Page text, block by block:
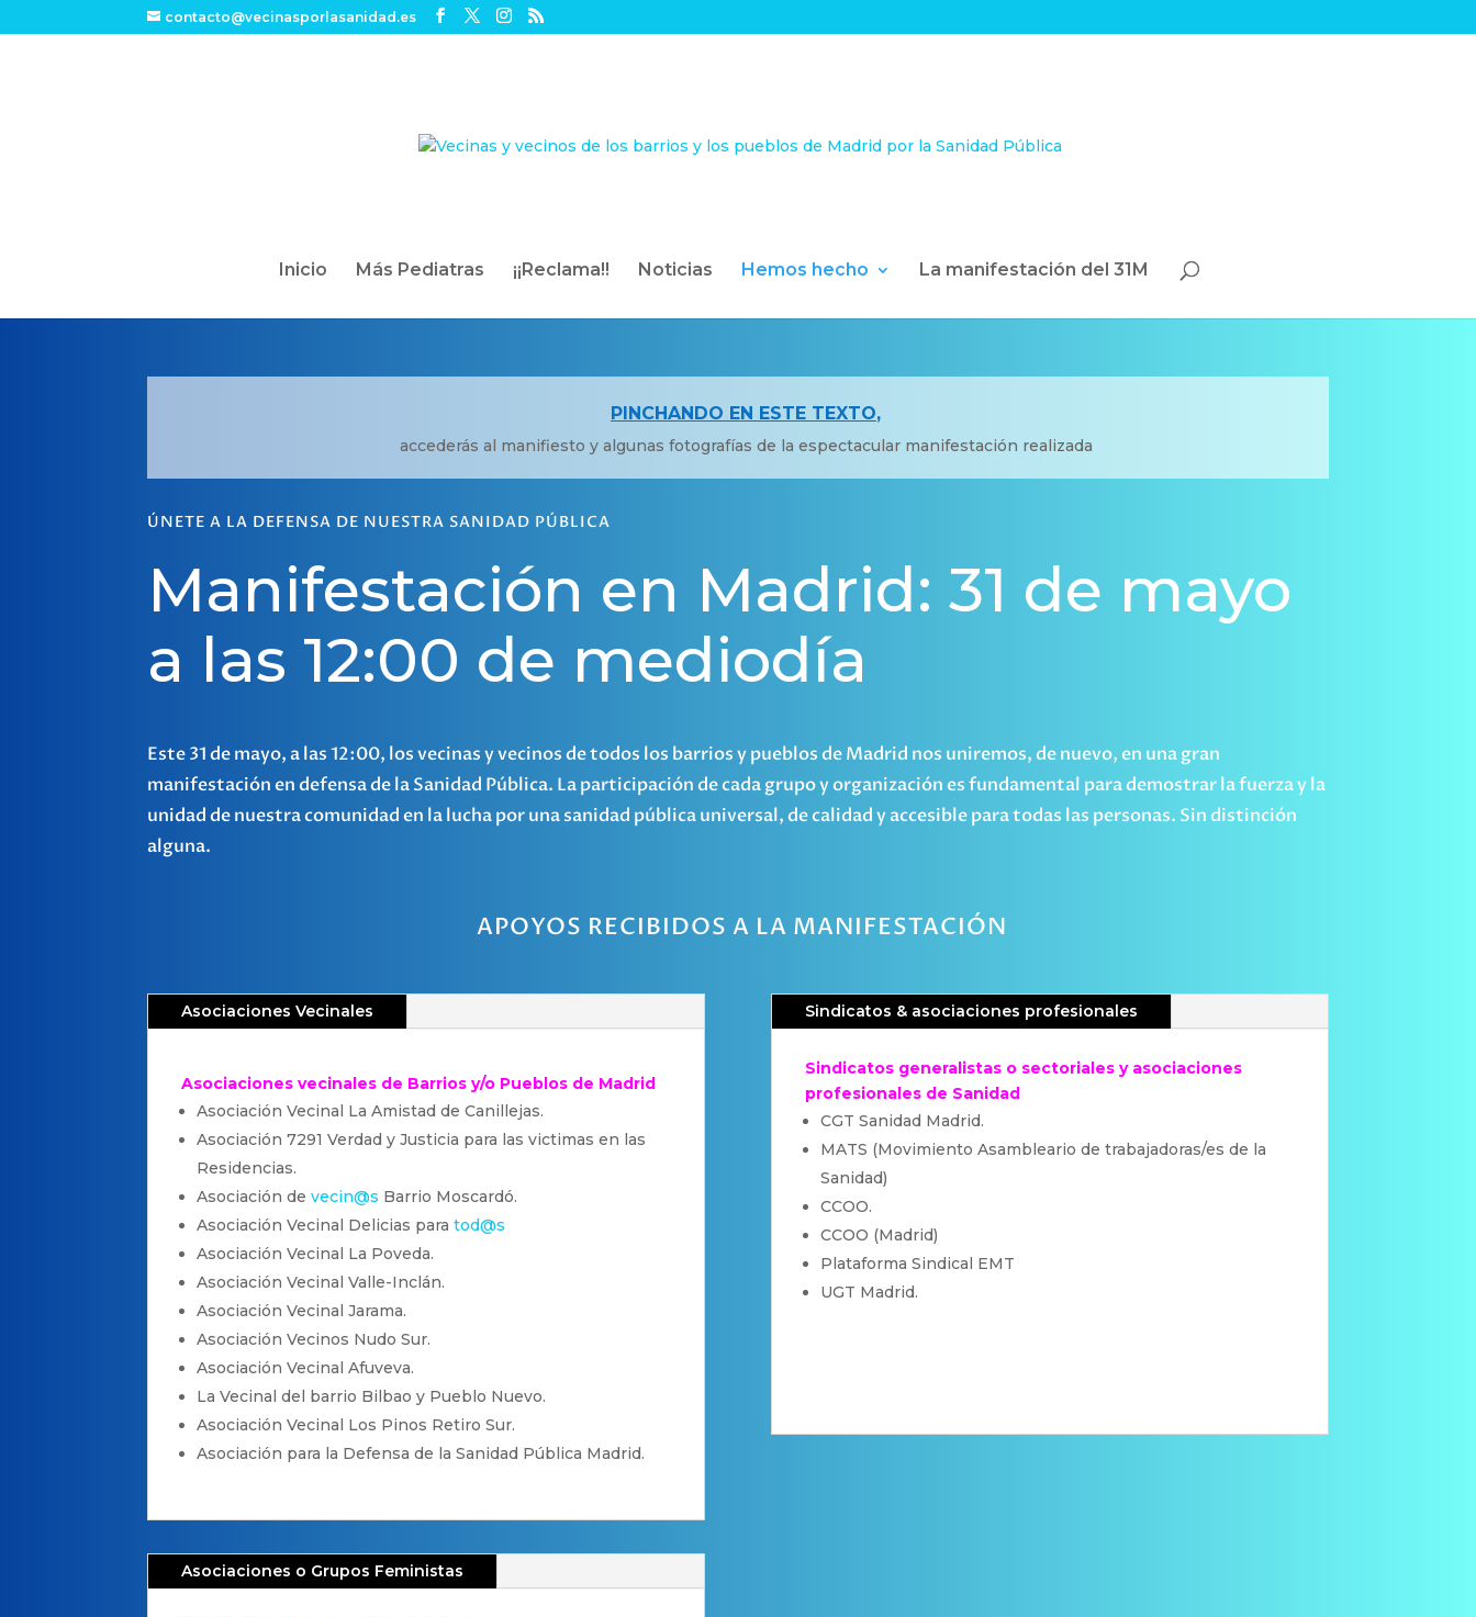
contacto@vecinasporlasanidad.es
Inicio Más Pediatras ¡¡Reclama!! Noticias Hemos hecho La manifestación del 31M
PINCHANDO EN ESTE TEXTO,
accederás al manifiesto y algunas fotografías de la espectacular manifestación realizada
ÚNETE A LA DEFENSA DE NUESTRA SANIDAD PÚBLICA
Manifestación en Madrid: 31 de mayo
a las 12:00 de mediodía
Este 31 de mayo, a las 12:00, los vecinas y vecinos de todos los barrios y pueblos de Madrid nos uniremos, de nuevo, en una gran
manifestación en defensa de la Sanidad Pública. La participación de cada grupo y organización es fundamental para demostrar la fuerza y la
unidad de nuestra comunidad en la lucha por una sanidad pública universal, de calidad y accesible para todas las personas. Sin distinción
alguna.
APOYOS RECIBIDOS A LA MANIFESTACIÓN
Asociaciones Vecinales
Asociaciones vecinales de Barrios y/o Pueblos de Madrid
Asociación Vecinal La Amistad de Canillejas.
Asociación 7291 Verdad y Justicia para las victimas en las
Residencias.
Asociación devecin@s Barrio Moscardó.
Asociación Vecinal Delicias paratod@s
Asociación Vecinal La Poveda.
Asociación Vecinal Valle-Inclán.
Asociación Vecinal Jarama.
Asociación Vecinos Nudo Sur.
Asociación Vecinal Afuveva.
La Vecinal del barrio Bilbao y Pueblo Nuevo.
Asociación Vecinal Los Pinos Retiro Sur.
Asociación para la Defensa de la Sanidad Pública Madrid.
Asociaciones o Grupos Feministas
Sindicatos & asociaciones profesionales
Sindicatos generalistas o sectoriales y asociaciones
profesionales de Sanidad
CGT Sanidad Madrid.
MATS (Movimiento Asambleario de trabajadoras/es de la
Sanidad)
CCOO.
CCOO (Madrid)
Plataforma Sindical EMT
UGT Madrid.